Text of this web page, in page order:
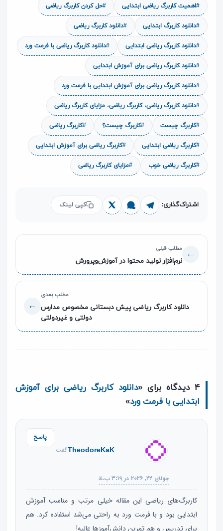
#اهمیت کاربرگ ریاضی ابتدایی #حل کردن کاربرگ ریاضی
#دانلود کاربرگ ابتدایی #دانلود کاربرگ ریاضی
#دانلود کاربرگ ریاضی ابتدایی #دانلود کاربرگ ریاضی با فرمت ورد
#دانلود کاربرگ ریاضی برای آموزش ابتدایی
#دانلود کاربرگ ریاضی برای آموزش ابتدایی با فرمت ورد
#دانلود کاربرگ ریاضی، کاربرگ ریاضی، مزایای کاربرگ ریاضی
#کاربرگ چیست #کاربرگ چیست؟ #کاربرگ ریاضی
#کاربرگ ریاضی ابتدایی #کاربرگ ریاضی برای آموزش ابتدایی
#کاربرگ ریاضی خوب #مزایای کاربرگ ریاضی
اشتراک‌گذاری: کپی لینک
→ مطلب قبلی
نرم‌افزار تولید محتوا در آموزش‌وپرورش
مطلب بعدی
دانلود کاربرگ ریاضی پیش دبستانی مخصوص مدارس
دولتی و غیردولتی
←
۴ دیدگاه برای «
دانلود کاربرگ ریاضی برای آموزش
ابتدایی با فرمت ورد»
TheodoreKaKگفت:
جولای ۲۲, ۲۰۲۶ در ۳:۱۹ ب.ظ
کاربرگ‌های ریاضی این مقاله خیلی مرتب و مناسب آموزش
ابتدایی بود و با فرمت ورد به راحتی می‌شد استفاده کرد. هم
برای تدریس و هم تمرین دانش‌آموزها عالیه!
پاسخ